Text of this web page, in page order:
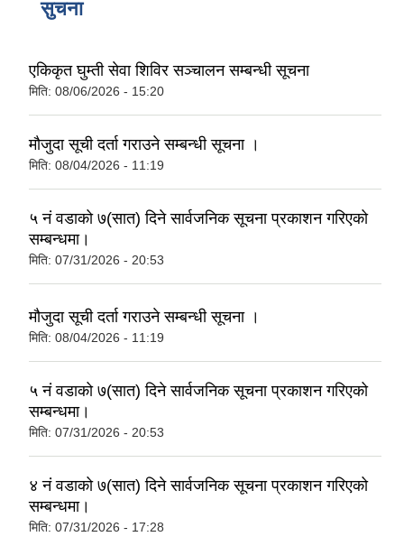
सुचना
एकिकृत घुम्ती सेवा शिविर सञ्‍चालन सम्बन्धी सूचना
मिति: 08/06/2026 - 15:20
मौजुदा सूची दर्ता गराउने सम्बन्धी सूचना ।
मिति: 08/04/2026 - 11:19
५ नं वडाको ७(सात) दिने सार्वजनिक सूचना प्रकाशन गरिएको
सम्बन्धमा।
मिति: 07/31/2026 - 20:53
मौजुदा सूची दर्ता गराउने सम्बन्धी सूचना ।
मिति: 08/04/2026 - 11:19
५ नं वडाको ७(सात) दिने सार्वजनिक सूचना प्रकाशन गरिएको
सम्बन्धमा।
मिति: 07/31/2026 - 20:53
४ नं वडाको ७(सात) दिने सार्वजनिक सूचना प्रकाशन गरिएको
सम्बन्धमा।
मिति: 07/31/2026 - 17:28